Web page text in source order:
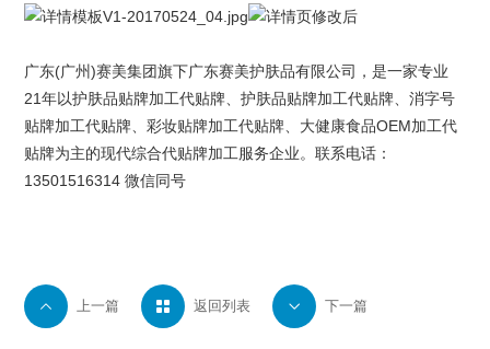
 上一篇  返回列表  下一篇
广东(广州)赛美集团旗下广东赛美护肤品有限公司 ，是一家专业
21年以护肤品贴牌加工代贴牌、护肤品贴牌加工代贴牌、消字号
贴牌加工代贴牌、彩妆贴牌加工代贴牌、大健康食品OEM加工代
贴牌为主的现代综合代贴牌加工服务企业。联系电话：
13501516314 微信同号